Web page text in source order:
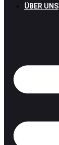
ÜBER UNS